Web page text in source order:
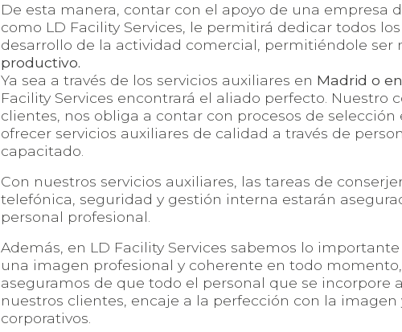
De esta manera, contar con el apoyo de una empresa
como LD Facility Services, le permitirá dedicar todos
desarrollo de la actividad comercial, permitiéndole ser
productivo.
Ya sea a través de los servicios auxiliares en Madrid o
Facility Services encontrará el aliado perfecto. Nuestro
clientes, nos obliga a contar con procesos de selección
ofrecer servicios auxiliares de calidad a través de
capacitado.
Con nuestros servicios auxiliares, las tareas de
telefónica, seguridad y gestión interna estarán
personal profesional.
Además, en LD Facility Services sabemos lo
una imagen profesional y coherente en todo
aseguramos de que todo el personal que se incorpore
nuestros clientes, encaje a la perfección con la imagen
corporativos.